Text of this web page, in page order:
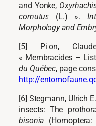
and Yonke,
cornutus (L.) ».
Morphology and
[5] Pilon,
« Membracides –
du Québec, page
http://
[6] Stegmann, Ulrich
insects: The
bisonia